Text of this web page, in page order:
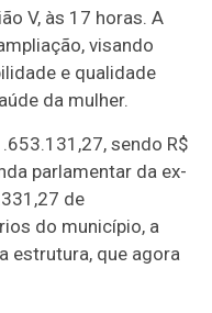
V, às 17 horas. A
visando
e qualidade
da mulher.
sendo R$
parlamentar da ex-
de
do município, a
estrutura, que agora